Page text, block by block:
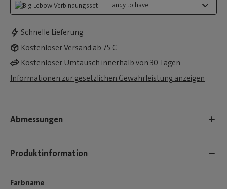
Handy to have:
Schnelle Lieferung
Kostenloser Versand ab 75 €
Kostenloser Umtausch innerhalb von 30 Tagen
Informationen zur gesetzlichen Gewährleistung anzeigen
Abmessungen
Produktinformation
Farbname